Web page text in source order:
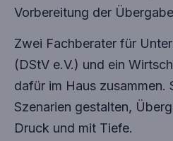
Vorbereitung der
Zwei Fachberater für
(DStV e.V.) und ein
dafür im Haus zusammen.
Szenarien gestalten,
Druck und mit Tiefe.